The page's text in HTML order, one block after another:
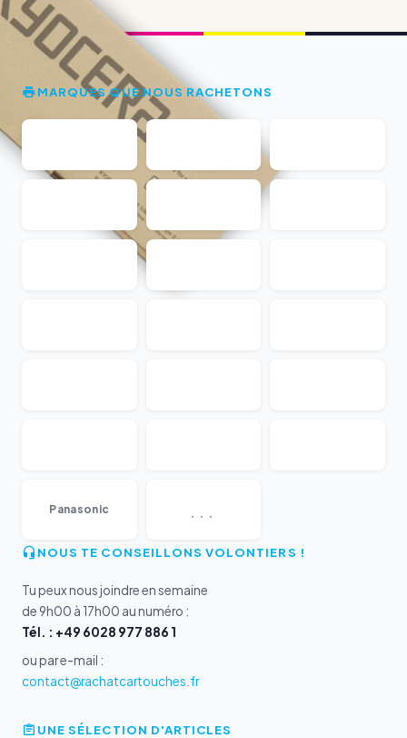
MARQUES QUE NOUS RACHETONS
Panasonic
NOUS TE CONSEILLONS VOLONTIERS !
Tu peux nous joindre en semaine
de 9h00 à 17h00 au numéro :
Tél. : +49 6028 977 886 1
ou par e-mail :
contact@rachatcartouches.fr
UNE SÉLECTION D'ARTICLES